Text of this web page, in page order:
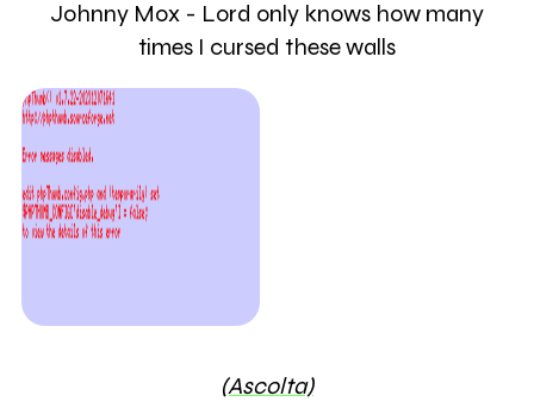
Johnny Mox - Lord only knows how many
times I cursed these walls
(Ascolta)